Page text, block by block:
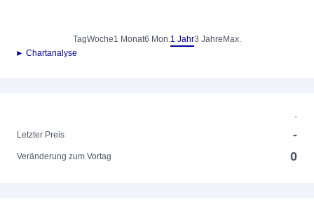
TagWoche1 Monat6 Mon.1 Jahr3 Jahre Max.
► Chartanalyse
-
Letzter Preis
-
Veränderung zum Vortag 0